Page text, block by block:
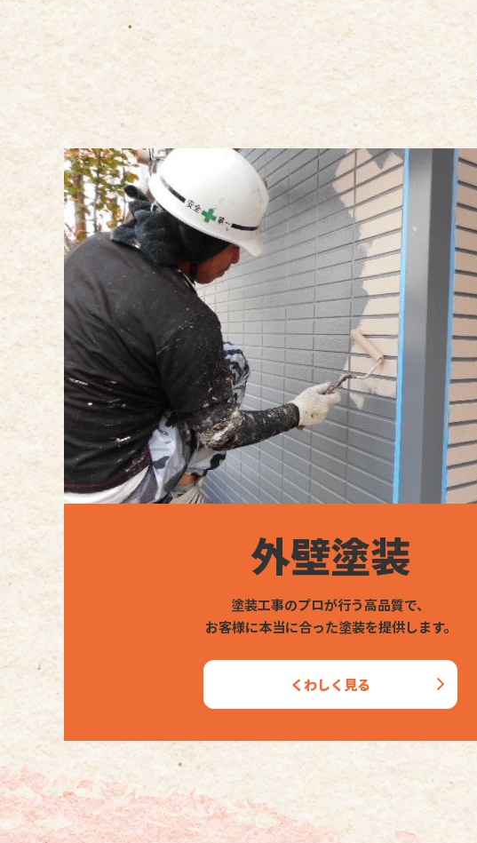
外壁塗装
塗装工事のプロが行う高品質で、
お客様に本当に合った塗装を提供します。
くわしく見る